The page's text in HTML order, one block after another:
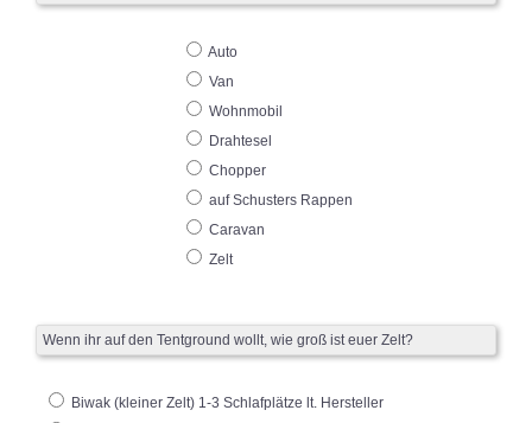
Auto
Van
Wohnmobil
Drahtesel
Chopper
auf Schusters Rappen
Caravan
Zelt
Wenn ihr auf den Tentground wollt, wie groß ist euer Zelt?
Biwak (kleiner Zelt) 1-3 Schlafplätze lt. Hersteller